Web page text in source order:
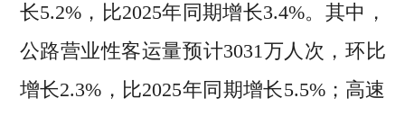
长5.2%，比2025年同期增长3.4%。其中，
公路营业性客运量预计3031万人次，环比
增长2.3%，比2025年同期增长5.5%；高速